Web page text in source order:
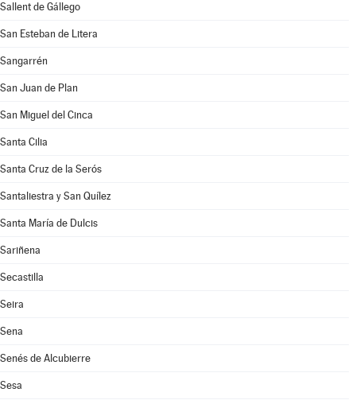
Sallent de Gállego
San Esteban de Litera
Sangarrén
San Juan de Plan
San Miguel del Cinca
Santa Cilia
Santa Cruz de la Serós
Santaliestra y San Quílez
Santa María de Dulcis
Sariñena
Secastilla
Seira
Sena
Senés de Alcubierre
Sesa